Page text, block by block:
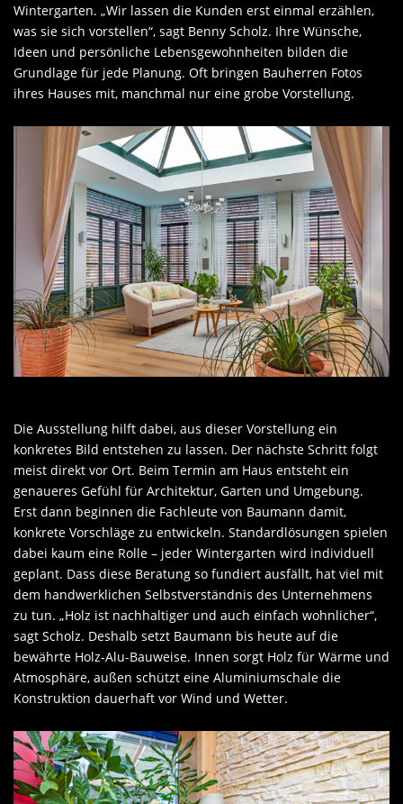
Wintergarten. „Wir lassen die Kunden erst einmal erzählen,
was sie sich vorstellen“, sagt Benny Scholz. Ihre Wünsche,
Ideen und persönliche Lebensgewohnheiten bilden die
Grundlage für jede Planung. Oft bringen Bauherren Fotos
ihres Hauses mit, manchmal nur eine grobe Vorstellung.
Die Ausstellung hilft dabei, aus dieser Vorstellung ein
konkretes Bild entstehen zu lassen. Der nächste Schritt folgt
meist direkt vor Ort. Beim Termin am Haus entsteht ein
genaueres Gefühl für Architektur, Garten und Umgebung.
Erst dann beginnen die Fachleute von Baumann damit,
konkrete Vorschläge zu entwickeln. Standardlösungen spielen
dabei kaum eine Rolle – jeder Wintergarten wird individuell
geplant. Dass diese Beratung so fundiert ausfällt, hat viel mit
dem handwerklichen Selbstverständnis des Unternehmens
zu tun. „Holz ist nachhaltiger und auch einfach wohnlicher“,
sagt Scholz. Deshalb setzt Baumann bis heute auf die
bewährte Holz-Alu-Bauweise. Innen sorgt Holz für Wärme und
Atmosphäre, außen schützt eine Aluminiumschale die
Konstruktion dauerhaft vor Wind und Wetter.